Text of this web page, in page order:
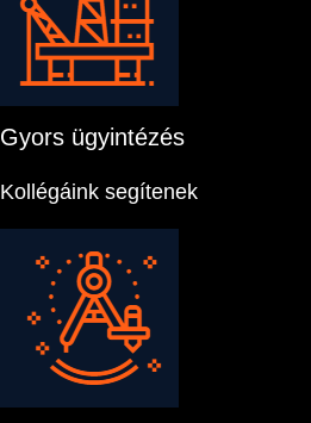
Gyors ügyintézés
Kollégáink segítenek